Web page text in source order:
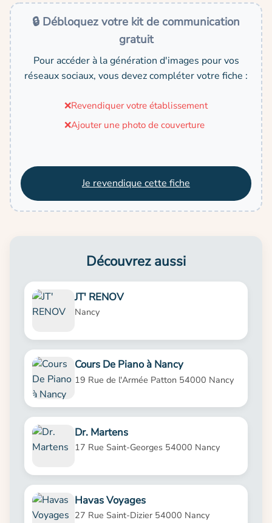
🔒 Débloquez votre kit de communication
gratuit
Pour accéder à la génération d'images pour vos
réseaux sociaux, vous devez compléter votre fiche :
❌Revendiquer votre établissement
❌Ajouter une photo de couverture
Je revendique cette fiche
Découvrez aussi
JT' RENOV
Nancy
Cours De Piano à Nancy
19 Rue de l'Armée Patton 54000 Nancy
Dr. Martens
17 Rue Saint-Georges 54000 Nancy
Havas Voyages
27 Rue Saint-Dizier 54000 Nancy